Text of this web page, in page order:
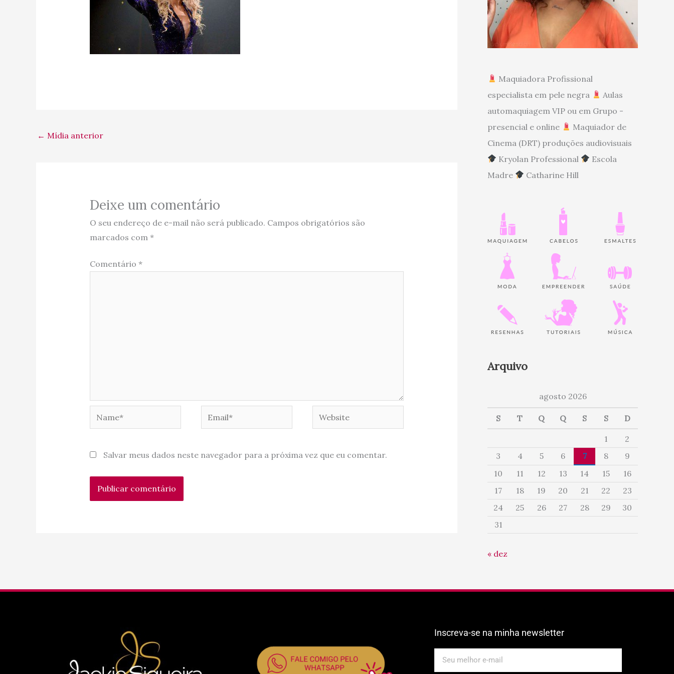
← Mídia anterior
Deixe um comentário
O seu endereço de e-mail não será publicado. Campos obrigatórios são
marcados com *
Comentário *
Website
Salvar meus dados neste navegador para a próxima vez que eu comentar.
Maquiadora Profissional
especialista em pele negra
Aulas
automaquiagem VIP ou em Grupo -
presencial e online
Maquiador de
Cinema (DRT) produções audiovisuais
Kryolan Professional
Escola
Madre
Catharine Hill
Arquivo
agosto 2026
S T Q Q S S D
1
2
3
4 5 6 7 8
9
10
11 12 13 14 15
16
17
18 19 20 21 22
23
24
25 26 27 28 29
30
31
« dez
Inscreva-se na minha newsletter